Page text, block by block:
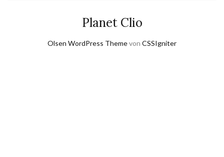
Planet Clio
Olsen WordPress Themevon CSSIgniter